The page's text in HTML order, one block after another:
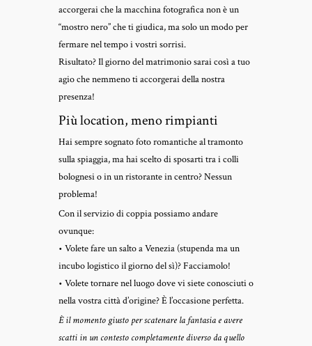
accorgerai che la macchina fotografica non è un
“mostro nero” che ti giudica, ma solo un modo per
fermare nel tempo i vostri sorrisi.
Risultato? Il giorno del matrimonio sarai così a tuo
agio che nemmeno ti accorgerai della nostra
presenza!
Più location, meno rimpianti
Hai sempre sognato foto romantiche al tramonto
sulla spiaggia, ma hai scelto di sposarti tra i colli
bolognesi o in un ristorante in centro? Nessun
problema!
Con il servizio di coppia possiamo andare
ovunque:
• Volete fare un salto a Venezia (stupenda ma un
incubo logistico il giorno del sì)? Facciamolo!
• Volete tornare nel luogo dove vi siete conosciuti o
nella vostra città d’origine? È l’occasione perfetta.
È il momento giusto per scatenare la fantasia e avere
scatti in un contesto completamente diverso da quello